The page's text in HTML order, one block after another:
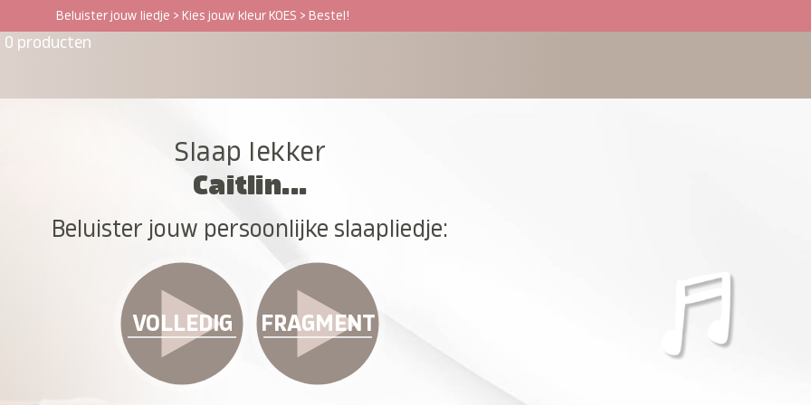
Beluister jouw liedje > Kies jouw kleur KOES > Bestel!
0 producten
Slaap lekker
Caitlin...
Beluister jouw persoonlijke slaapliedje:
VOLLEDIG FRAGMENT